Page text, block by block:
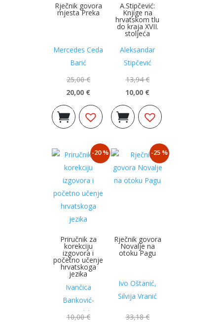
Rječnik govora
mjesta Preka
Mercedes Ceda
Barić
25,00€
Izvorna
cijena
bila
25,00 €.
20,00 €
Trenutna
cijena
je:
20,00 €.
Dodaj u
košaricu
A.Stipčević:
Knjige na
hrvatskom tlu
do kraja XVII.
stoljeća
Aleksandar
Stipčević
13,94€
Izvorna
cijena
bila
13,94 €.
10,00 €
Trenutna
cijena
je:
10,00 €.
Dodaj u
košaricu
-20 %
Priručnik za
korekciju
izgovora i
početno učenje
hrvatskoga
jezika
Ivančica
Banković-
Mandić
10,00€
-25 %
Rječnik govora
Novalje na
otoku Pagu
Ivo Oštanić,
Silvija Vranić
33,18€